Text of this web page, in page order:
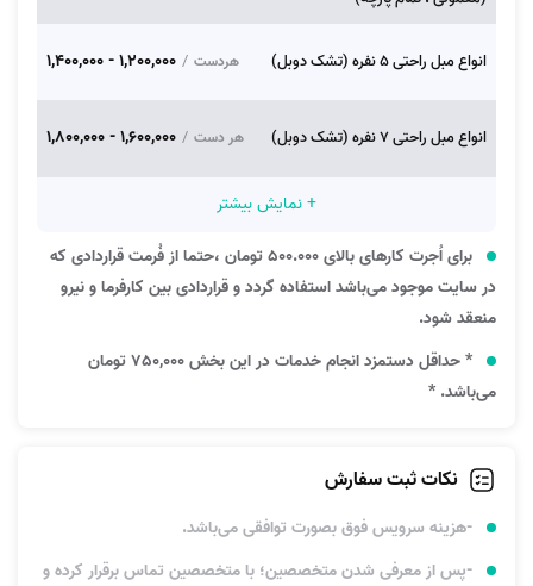
انواع مبل راحتی 5 نفره (تشک دوبل) هردست /
1,200,000 - 1,400,000
انواع مبل راحتی 7 نفره (تشک دوبل) هر دست /
1,600,000 - 1,800,000
+ نمایش بیشتر
برای اُجرت کارهای بالای 500.000 تومان ،حتما از فُرمت قراردادی که
در سایت موجود می‌باشد استفاده گردد و قراردادی بین کارفرما و نیرو
منعقد شود.
* حداقل دستمزد انجام خدمات در این بخش 750,000 تومان
می‌باشد. *
نکات ثبت سفارش
-هزینه سرویس فوق بصورت توافقی می‌باشد.
-پس از معرفی شدن متخصصین؛ با متخصصین تماس برقرار کرده و